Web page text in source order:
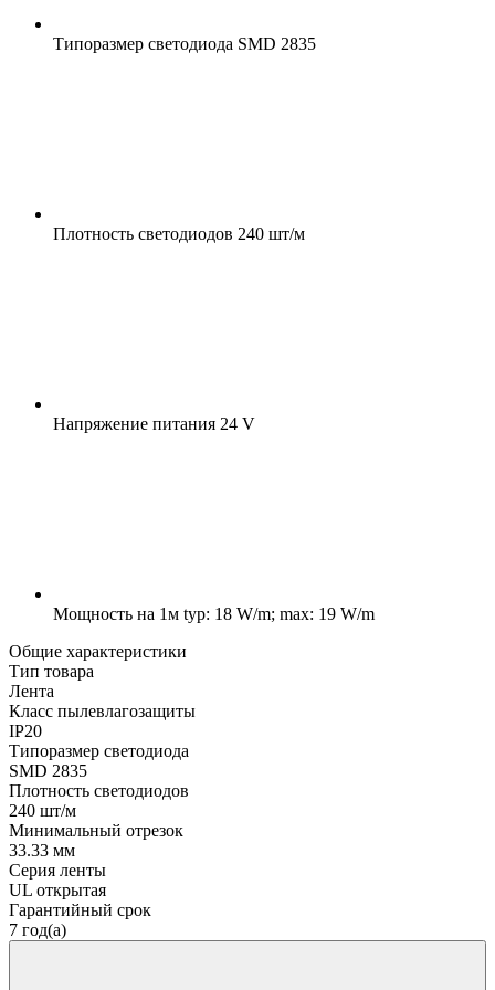
Типоразмер светодиода SMD 2835
Плотность светодиодов 240 шт/м
Напряжение питания 24 V
Мощность на 1м typ: 18 W/m; max: 19 W/m
Общие характеристики
Тип товара
Лента
Класс пылевлагозащиты
IP20
Типоразмер светодиода
SMD 2835
Плотность светодиодов
240 шт/м
Минимальный отрезок
33.33 мм
Серия ленты
UL открытая
Гарантийный срок
7 год(а)